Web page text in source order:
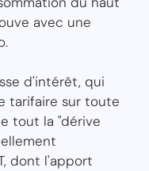
avec une
d'intérêt, qui
tarifaire sur toute
tout la "dérive
dont l'apport